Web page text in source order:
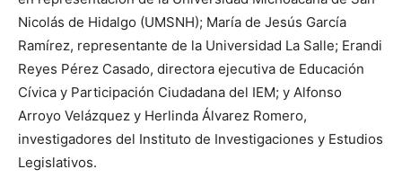
Nicolás de Hidalgo (UMSNH); María de Jesús García
Ramírez, representante de la Universidad La Salle; Erandi
Reyes Pérez Casado, directora ejecutiva de Educación
Cívica y Participación Ciudadana del IEM; y Alfonso
Arroyo Velázquez y Herlinda Álvarez Romero,
investigadores del Instituto de Investigaciones y Estudios
Legislativos.